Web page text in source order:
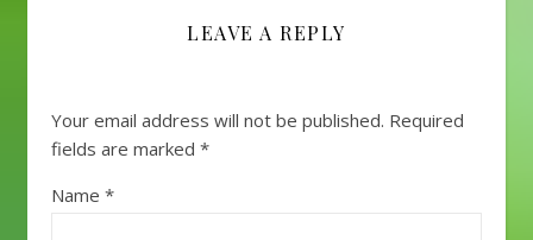
LEAVE A REPLY
Your email address will not be published. Required
fields are marked *
Name *